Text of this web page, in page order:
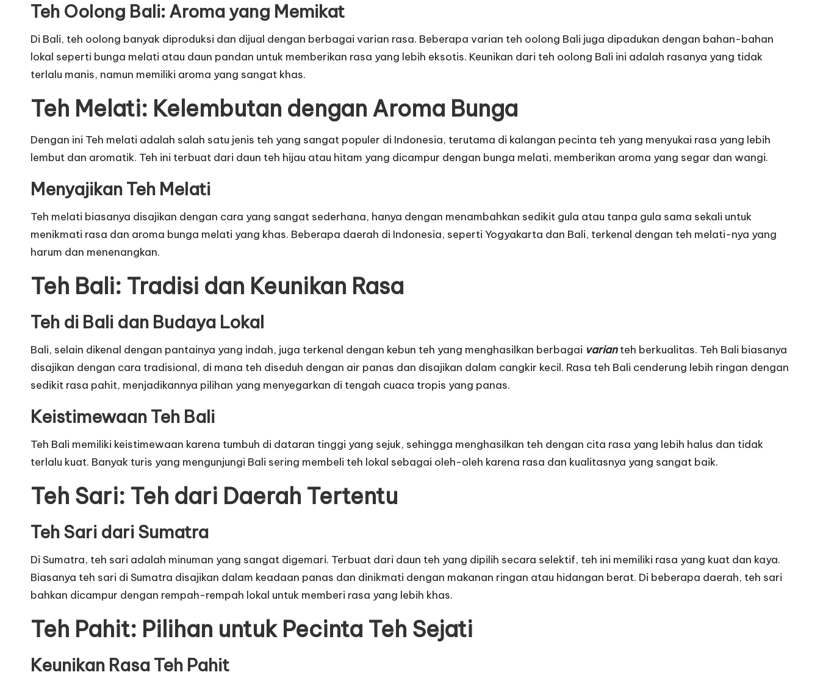
Teh Oolong Bali: Aroma yang Memikat
Di Bali, teh oolong banyak diproduksi dan dijual dengan berbagai varian rasa. Beberapa varian teh oolong Bali juga dipadukan dengan bahan-bahan
lokal seperti bunga melati atau daun pandan untuk memberikan rasa yang lebih eksotis. Keunikan dari teh oolong Bali ini adalah rasanya yang tidak
terlalu manis, namun memiliki aroma yang sangat khas.
Teh Melati: Kelembutan dengan Aroma Bunga
Dengan ini Teh melati adalah salah satu jenis teh yang sangat populer di Indonesia, terutama di kalangan pecinta teh yang menyukai rasa yang lebih
lembut dan aromatik. Teh ini terbuat dari daun teh hijau atau hitam yang dicampur dengan bunga melati, memberikan aroma yang segar dan wangi.
Menyajikan Teh Melati
Teh melati biasanya disajikan dengan cara yang sangat sederhana, hanya dengan menambahkan sedikit gula atau tanpa gula sama sekali untuk
menikmati rasa dan aroma bunga melati yang khas. Beberapa daerah di Indonesia, seperti Yogyakarta dan Bali, terkenal dengan teh melati-nya yang
harum dan menenangkan.
Teh Bali: Tradisi dan Keunikan Rasa
Teh di Bali dan Budaya Lokal
Bali, selain dikenal dengan pantainya yang indah, juga terkenal dengan kebun teh yang menghasilkan berbagai varianteh berkualitas. Teh Bali biasanya
disajikan dengan cara tradisional, di mana teh diseduh dengan air panas dan disajikan dalam cangkir kecil. Rasa teh Bali cenderung lebih ringan dengan
sedikit rasa pahit, menjadikannya pilihan yang menyegarkan di tengah cuaca tropis yang panas.
Keistimewaan Teh Bali
Teh Bali memiliki keistimewaan karena tumbuh di dataran tinggi yang sejuk, sehingga menghasilkan teh dengan cita rasa yang lebih halus dan tidak
terlalu kuat. Banyak turis yang mengunjungi Bali sering membeli teh lokal sebagai oleh-oleh karena rasa dan kualitasnya yang sangat baik.
Teh Sari: Teh dari Daerah Tertentu
Teh Sari dari Sumatra
Di Sumatra, teh sari adalah minuman yang sangat digemari. Terbuat dari daun teh yang dipilih secara selektif, teh ini memiliki rasa yang kuat dan kaya.
Biasanya teh sari di Sumatra disajikan dalam keadaan panas dan dinikmati dengan makanan ringan atau hidangan berat. Di beberapa daerah, teh sari
bahkan dicampur dengan rempah-rempah lokal untuk memberi rasa yang lebih khas.
Teh Pahit: Pilihan untuk Pecinta Teh Sejati
Keunikan Rasa Teh Pahit